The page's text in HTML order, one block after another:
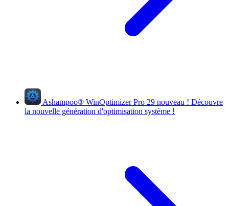
Ashampoo® WinOptimizer Pro 29 nouveau ! Découvre
la nouvelle génération d'optimisation système !